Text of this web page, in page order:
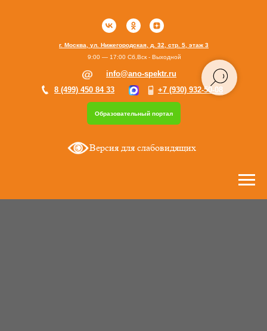
Образовательный портал
г. Москва, ул. Нижегородская, д. 32, стр. 5, этаж 3
+7 (930) 932-50-08
8 (499) 450 84 33
info@ano-spektr.ru
9:00 — 17:00 Сб,Вск - Выходной
Версия для слабовидящих